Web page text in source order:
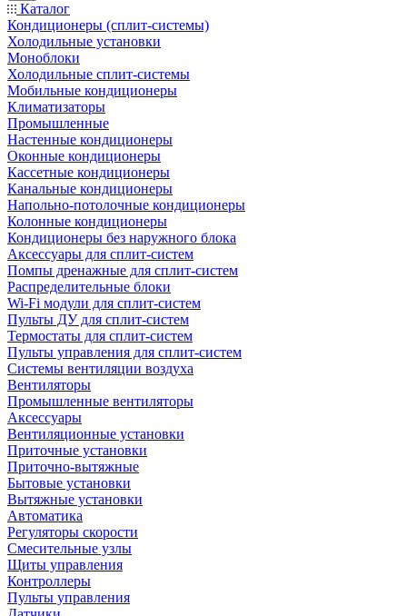
Каталог
Кондиционеры (сплит-системы)
Холодильные установки
Моноблоки
Холодильные сплит-системы
Мобильные кондиционеры
Климатизаторы
Промышленные
Настенные кондиционеры
Оконные кондиционеры
Кассетные кондиционеры
Канальные кондиционеры
Напольно-потолочные кондиционеры
Колонные кондиционеры
Кондиционеры без наружного блока
Аксессуары для сплит-систем
Помпы дренажные для сплит-систем
Распределительные блоки
Wi-Fi модули для сплит-систем
Пульты ДУ для сплит-систем
Термостаты для сплит-систем
Пульты управления для сплит-систем
Системы вентиляции воздуха
Вентиляторы
Промышленные вентиляторы
Аксессуары
Вентиляционные установки
Приточные установки
Приточно-вытяжные
Бытовые установки
Вытяжные установки
Автоматика
Регуляторы скорости
Смесительные узлы
Щиты управления
Контроллеры
Пульты управления